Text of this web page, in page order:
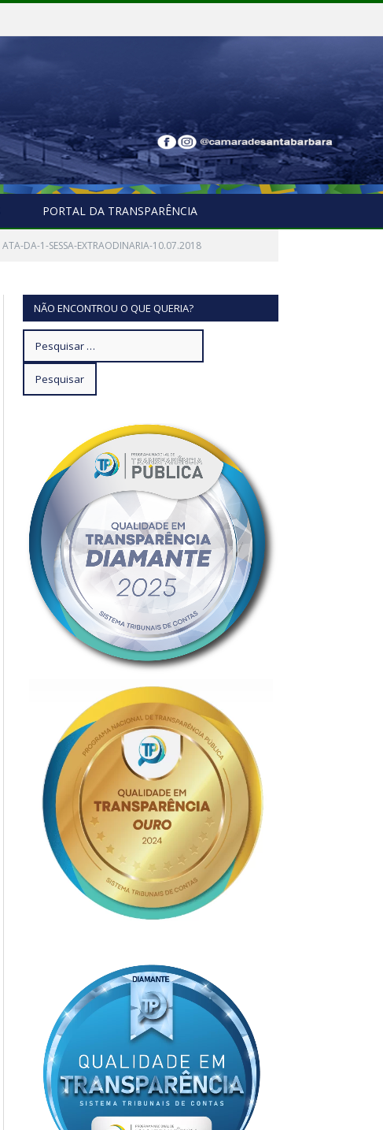
PORTAL DA TRANSPARÊNCIA
ATA-DA-1-SESSA-EXTRAODINARIA-10.07.2018
NÃO ENCONTROU O QUE QUERIA?